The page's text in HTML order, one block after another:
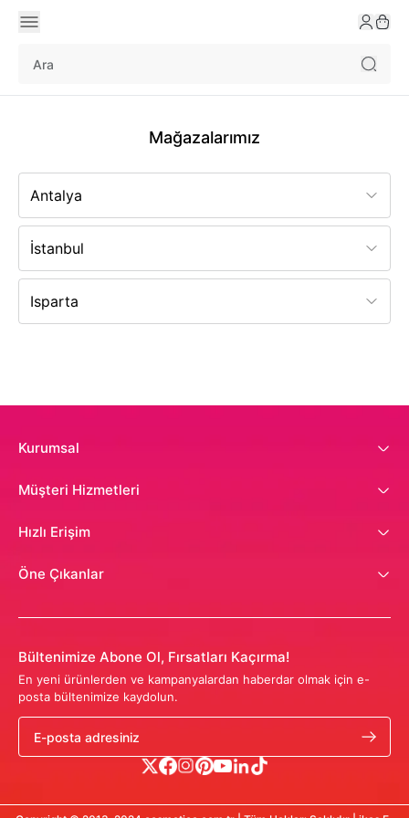
Mağazalarımız
Antalya
İstanbul
Isparta
Kurumsal
Müşteri Hizmetleri
Hızlı Erişim
Öne Çıkanlar
Bültenimize Abone Ol, Fırsatları Kaçırma!
En yeni ürünlerden ve kampanyalardan haberdar olmak için e-
posta bültenimize kaydolun.